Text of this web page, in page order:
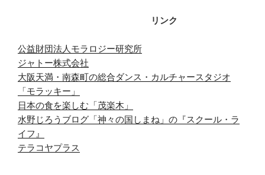
リンク
公益財団法人モラロジー研究所
ジャトー株式会社
大阪天満・南森町の総合ダンス・カルチャースタジオ
「モラッキー」
日本の食を楽しむ「茂楽木」
水野じろうブログ「神々の国しまね」の『スクール・ラ
イフ』
テラコヤプラス